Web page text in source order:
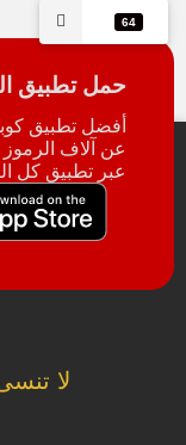
64
حمل تطبيق
أفضل تطبيق
عن آلاف الرموز
عبر تطبيق كل
لا